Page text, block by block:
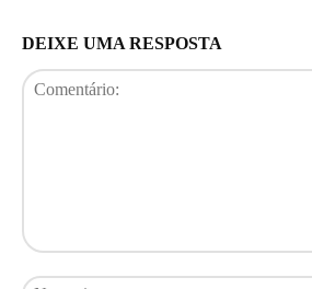
DEIXE UMA RESPOSTA